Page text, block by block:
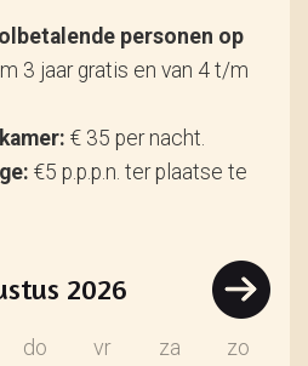
personen op
3 jaar gratis en van 4 t/m
€ 35 per nacht.
€5 p.p.p.n. ter plaatse te
2026
do vr za zo